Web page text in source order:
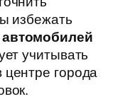
избежать
автомобилей
учитывать
города